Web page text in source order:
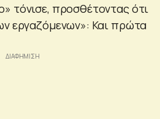
τόνισε, προσθέτοντας ότι
εργαζόμενων»: Και πρώτα